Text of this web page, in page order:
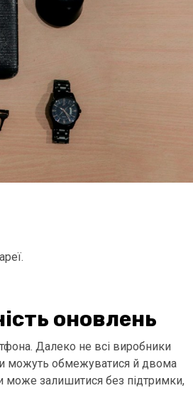
оновлень
Далеко не всі виробники
можуть обмежуватися й двома
може залишитися без підтримки,